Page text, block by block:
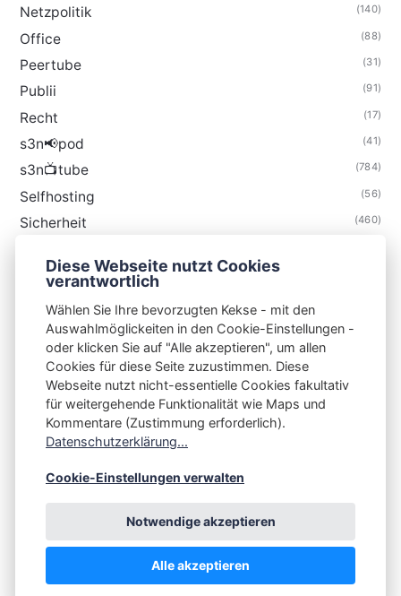
Netzpolitik (140)
Office (88)
Peertube (31)
Publii (91)
Recht (17)
s3n📢pod (41)
s3n📺tube (784)
Selfhosting (56)
Sicherheit (460)
Thunderbird
S3N🧩NET
Integrating Open-Source Blog Network (iOSBN)
Impressum
Kontakt
💪by☕ ❤️ & Publii CMS
Diese Webseite nutzt Cookies
verantwortlich
Wählen Sie Ihre bevorzugten Kekse - mit den
Auswahlmöglickeiten in den Cookie-Einstellungen -
oder klicken Sie auf "Alle akzeptieren", um allen
Cookies für diese Seite zuzustimmen. Diese
Webseite nutzt nicht-essentielle Cookies fakultativ
für weitergehende Funktionalität wie Maps und
Kommentare (Zustimmung erforderlich).
Datenschutzerklärung...
Cookie-Einstellungen verwalten
Notwendige akzeptieren
Alle akzeptieren